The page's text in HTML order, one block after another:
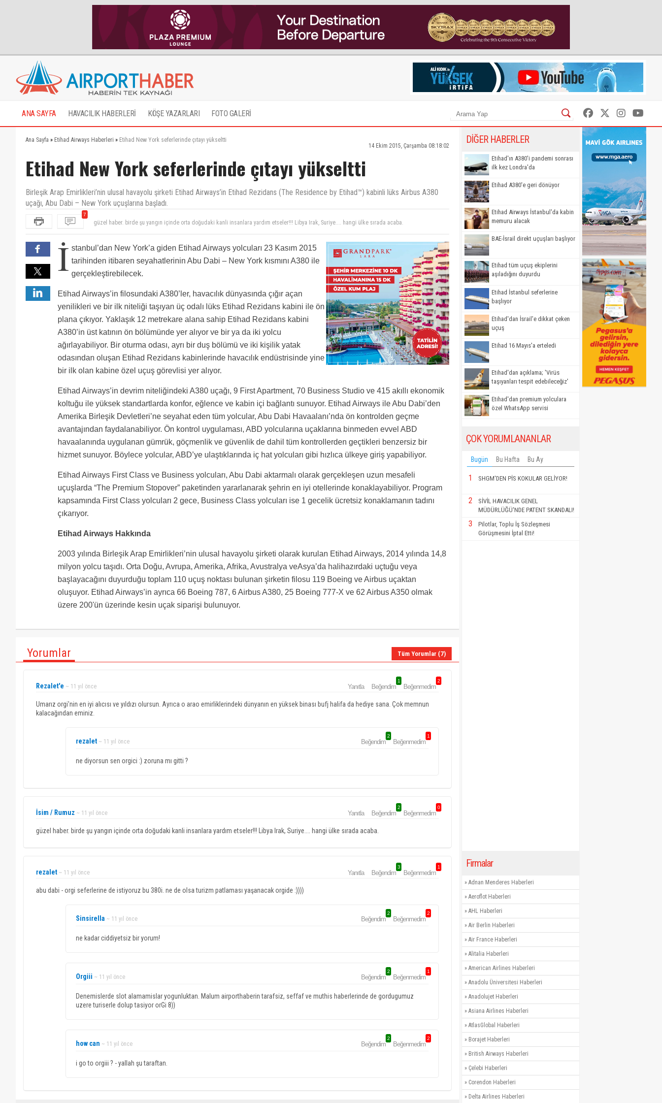
ANA SAYFA HAVACILIK HABERLERİ KÖŞE YAZARLARI FOTO GALERİ
Ana Sayfa » Etihad Airways Haberleri » Etihad New York seferlerinde çıtayı yükseltti
14 Ekim 2015, Çarşamba 08:18:02
Etihad New York seferlerinde çıtayı yükseltti
Birleşik Arap Emirlikleri’nin ulusal havayolu şirketi Etihad Airways’in Etihad Rezidans (The Residence by Etihad™) kabinli lüks Airbus A380
uçağı, Abu Dabi – New York uçuşlarına başladı.
7
abu dabi - orgi seferlerine de istiyoruz bu 380i. ne de olsa turizm patlaması yaşanacak orgide :))))
Umarız orgi'nin en iyi alıcısı ve yıldızı olursun. Ayrıca o arao emirliklerindeki dünyanın en yüksek binası bufj halifa da hediye sana. Çok
İ stanbul’dan New York’a giden Etihad Airways yolcuları 23 Kasım 2015
tarihinden itibaren seyahatlerinin Abu Dabi – New York kısmını A380 ile
gerçekleştirebilecek.
Etihad Airways’in filosundaki A380’ler, havacılık dünyasında çığır açan
yenilikleri ve bir ilk niteliği taşıyan üç odalı lüks Etihad Rezidans kabini ile ön
plana çıkıyor. Yaklaşık 12 metrekare alana sahip Etihad Rezidans kabini
A380’in üst katının ön bölümünde yer alıyor ve bir ya da iki yolcu
ağırlayabiliyor. Bir oturma odası, ayrı bir duş bölümü ve iki kişilik yatak
odasından oluşan Etihad Rezidans kabinlerinde havacılık endüstrisinde yine
bir ilk olan kabine özel uçuş görevlisi yer alıyor.
Etihad Airways’in devrim niteliğindeki A380 uçağı, 9 First Apartment, 70 Business Studio ve 415 akıllı ekonomik
koltuğu ile yüksek standartlarda konfor, eğlence ve kabin içi bağlantı sunuyor. Etihad Airways ile Abu Dabi’den
Amerika Birleşik Devletleri’ne seyahat eden tüm yolcular, Abu Dabi Havaalanı’nda ön kontrolden geçme
avantajından faydalanabiliyor. Ön kontrol uygulaması, ABD yolcularına uçaklarına binmeden evvel ABD
havaalanında uygulanan gümrük, göçmenlik ve güvenlik de dahil tüm kontrollerden geçtikleri benzersiz bir
hizmet sunuyor. Böylece yolcular, ABD’ye ulaştıklarında iç hat yolcuları gibi hızlıca ülkeye giriş yapabiliyor.
Etihad Airways First Class ve Business yolcuları, Abu Dabi aktarmalı olarak gerçekleşen uzun mesafeli
uçuşlarda “The Premium Stopover” paketinden yararlanarak şehrin en iyi otellerinde konaklayabiliyor. Program
kapsamında First Class yolcuları 2 gece, Business Class yolcuları ise 1 gecelik ücretsiz konaklamanın tadını
çıkarıyor.
Etihad Airways Hakkında
2003 yılında Birleşik Arap Emirlikleri’nin ulusal havayolu şirketi olarak kurulan Etihad Airways, 2014 yılında 14,8
milyon yolcu taşıdı. Orta Doğu, Avrupa, Amerika, Afrika, Avustralya veAsya’da halihazırdaki uçtuğu veya
başlayacağını duyurduğu toplam 110 uçuş noktası bulunan şirketin filosu 119 Boeing ve Airbus uçaktan
oluşuyor. Etihad Airways’in ayrıca 66 Boeing 787, 6 Airbus A380, 25 Boeing 777-X ve 62 Airbus A350 olmak
üzere 200'ün üzerinde kesin uçak siparişi bulunuyor.
Yorumlar Tüm Yorumlar (7)
Rezalet'e ~ 11 yıl önce Yanıtla Beğendim
1
Beğenmedim
2
Umarız orgi'nin en iyi alıcısı ve yıldızı olursun. Ayrıca o arao emirliklerindeki dünyanın en yüksek binası bufj halifa da hediye sana. Çok memnun
kalacağından eminiz.
rezalet ~ 11 yıl önce Beğendim
2
Beğenmedim
1
ne diyorsun sen orgici :) zoruna mı gitti ?
İsim / Rumuz ~ 11 yıl önce Yanıtla Beğendim
2
Beğenmedim
0
güzel haber. birde şu yangın içinde orta doğudaki kanli insanlara yardım etseler!!! Libya Irak, Suriye.... hangi ülke sırada acaba.
rezalet ~ 11 yıl önce Yanıtla Beğendim
3
Beğenmedim
1
abu dabi - orgi seferlerine de istiyoruz bu 380i. ne de olsa turizm patlaması yaşanacak orgide :))))
Sinsirella ~ 11 yıl önce Beğendim
2
Beğenmedim
2
ne kadar ciddiyetsiz bir yorum!
Orgiii ~ 11 yıl önce Beğendim
2
Beğenmedim
1
Denemislerde slot alamamislar yogunluktan. Malum airporthaberin tarafsiz, seffaf ve muthis haberlerinde de gordugumuz
uzere turiserle dolup tasiyor orGi 8))
how can ~ 11 yıl önce Beğendim
2
Beğenmedim
2
i go to orgiii ? - yallah şu taraftan.
DİĞER HABERLER
Etihad'ın A380'i pandemi sonrası
ilk kez Londra'da
Etihad A380'e geri dönüyor
Etihad Airways İstanbul'da kabin
memuru alacak
BAE-İsrail direkt uçuşları başlıyor
Etihad tüm uçuş ekiplerini
aşıladığını duyurdu
Etihad İstanbul seferlerine
başlıyor
Etihad'dan İsrail'e dikkat çeken
uçuş
Etihad 16 Mayıs'a erteledi
Etihad'dan açıklama; 'Virüs
taşıyanları tespit edebileceğiz'
Etihad'dan premium yolculara
özel WhatsApp servisi
ÇOK YORUMLANANLAR
Bugün Bu Hafta Bu Ay
1 SHGM'DEN PİS KOKULAR GELİYOR!
2
SİVİL HAVACILIK GENEL
MÜDÜRLÜĞÜ'NDE PATENT SKANDALI!
3
Pilotlar, Toplu İş Sözleşmesi
Görüşmesini İptal Etti!
Firmalar
» Adnan Menderes Haberleri
» Aeroflot Haberleri
» AHL Haberleri
» Air Berlin Haberleri
» Air France Haberleri
» Alitalia Haberleri
» American Airlines Haberleri
» Anadolu Üniversitesi Haberleri
» Anadolujet Haberleri
» Asiana Airlines Haberleri
» AtlasGlobal Haberleri
» Borajet Haberleri
» British Airways Haberleri
» Çelebi Haberleri
» Corendon Haberleri
» Delta Airlines Haberleri